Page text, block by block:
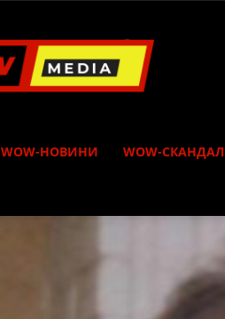
Media
WOW-НОВИНИ WOW-СКАНДАЛ